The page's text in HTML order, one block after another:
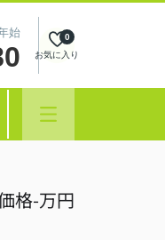
始
お気に入り
0
格-万円